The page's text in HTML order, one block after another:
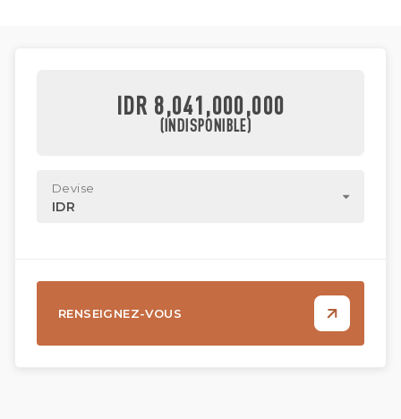
IDR 8,041,000,000
(INDISPONIBLE)
Devise
IDR
RENSEIGNEZ-VOUS